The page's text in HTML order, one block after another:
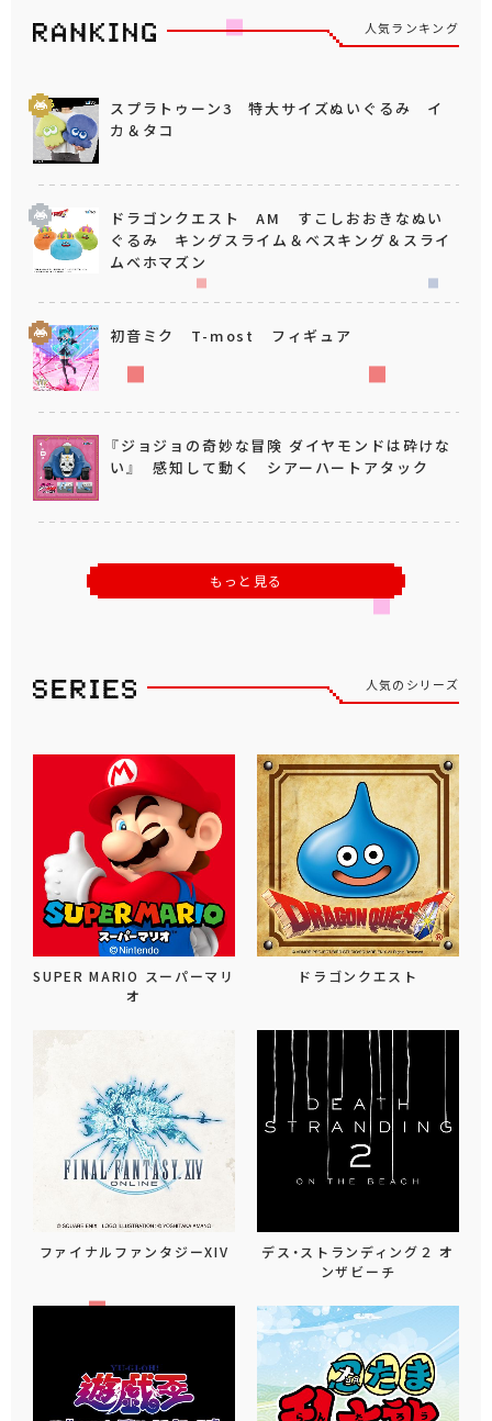
人気ランキング
スプラトゥーン3 特大サイズぬいぐるみ イ
カ＆タコ
ドラゴンクエスト AM すこしおおきなぬい
ぐるみ キングスライム＆ベスキング＆スライ
ムベホマズン
初音ミク T-most フィギュア
『ジョジョの奇妙な冒険 ダイヤモンドは砕けな
い』 感知して動く シアーハートアタック
もっと見る
人気のシリーズ
SUPER MARIO スーパーマリ
オ
ドラゴンクエスト
ファイナルファンタジーXIV
デス・ストランディング２ オ
ンザビーチ